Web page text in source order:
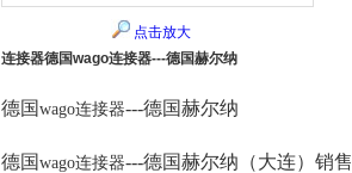
点击放大
连接器德国wago连接器---德国赫尔纳
德国 wago连接器---德国赫尔纳
德国 wago连接器---德国赫尔纳（大连）销售